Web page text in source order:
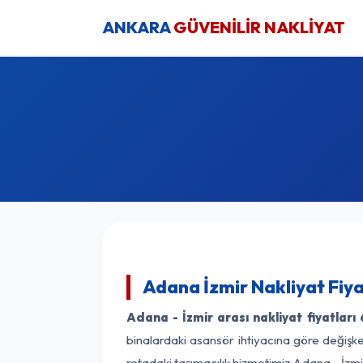
ANKARAGÜVENİLİR NAKLİYAT
Adana İzmir Nakliyat
Adana - İzmir arası nakliyat fiyatları
binalardaki asansör ihtiyacına göre